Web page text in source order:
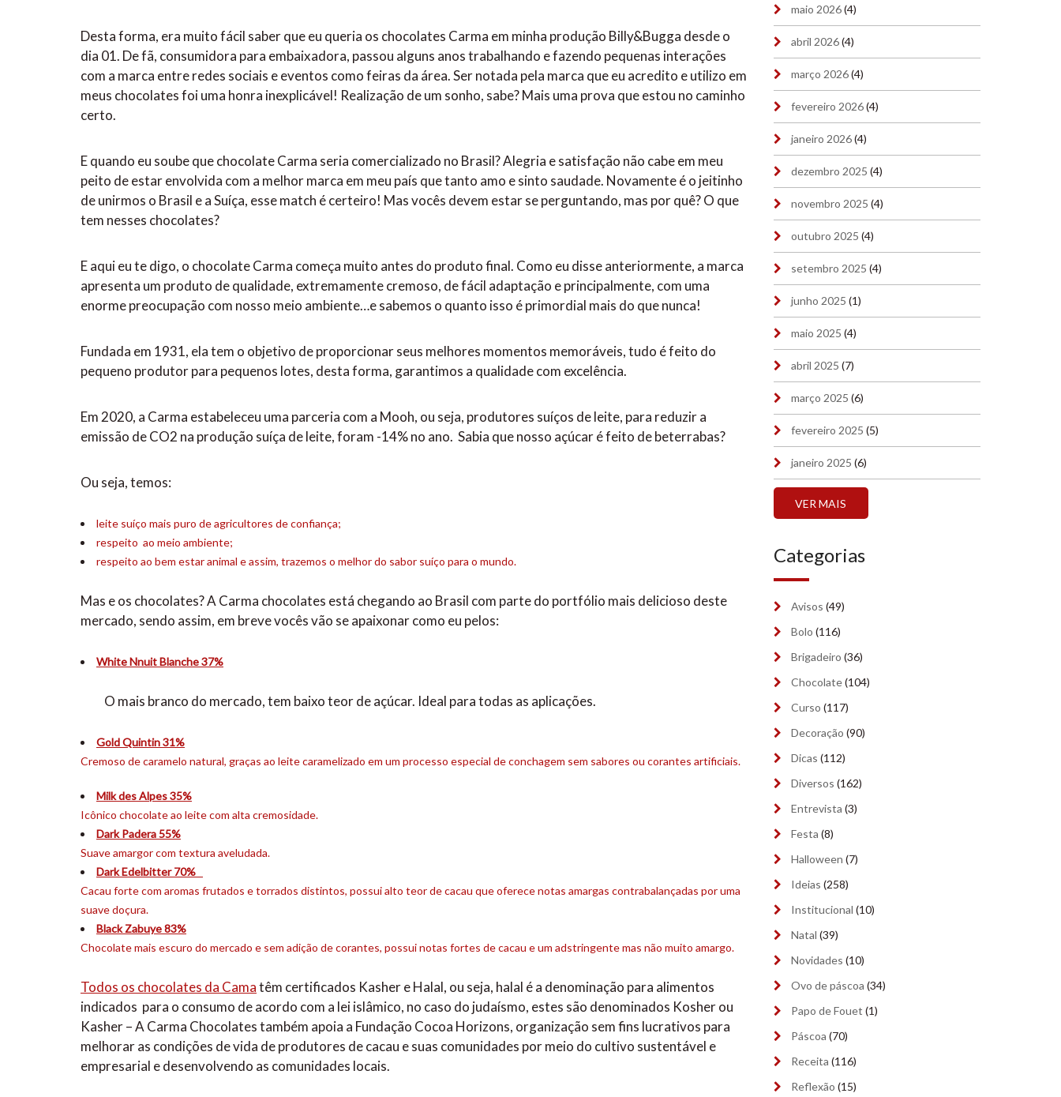
Desta forma, era muito fácil saber que eu queria os chocolates Carma em minha produção Billy&Bugga desde o
dia 01. De fã, consumidora para embaixadora, passou alguns anos trabalhando e fazendo pequenas interações
com a marca entre redes sociais e eventos como feiras da área. Ser notada pela marca que eu acredito e utilizo em
meus chocolates foi uma honra inexplicável! Realização de um sonho, sabe? Mais uma prova que estou no caminho
certo.
E quando eu soube que chocolate Carma seria comercializado no Brasil? Alegria e satisfação não cabe em meu
peito de estar envolvida com a melhor marca em meu país que tanto amo e sinto saudade. Novamente é o jeitinho
de unirmos o Brasil e a Suíça, esse match é certeiro! Mas vocês devem estar se perguntando, mas por quê? O que
tem nesses chocolates?
E aqui eu te digo, o chocolate Carma começa muito antes do produto final. Como eu disse anteriormente, a marca
apresenta um produto de qualidade, extremamente cremoso, de fácil adaptação e principalmente, com uma
enorme preocupação com nosso meio ambiente…e sabemos o quanto isso é primordial mais do que nunca!
Fundada em 1931, ela tem o objetivo de proporcionar seus melhores momentos memoráveis, tudo é feito do
pequeno produtor para pequenos lotes, desta forma, garantimos a qualidade com excelência.
Em 2020, a Carma estabeleceu uma parceria com a Mooh, ou seja, produtores suíços de leite, para reduzir a
emissão de CO2 na produção suíça de leite, foram -14% no ano. Sabia que nosso açúcar é feito de beterrabas?
Ou seja, temos:
leite suíço mais puro de agricultores de confiança;
respeito ao meio ambiente;
respeito ao bem estar animal e assim, trazemos o melhor do sabor suíço para o mundo.
Mas e os chocolates? A Carma chocolates está chegando ao Brasil com parte do portfólio mais delicioso deste
mercado, sendo assim, em breve vocês vão se apaixonar como eu pelos:
White Nnuit Blanche 37%
O mais branco do mercado, tem baixo teor de açúcar. Ideal para todas as aplicações.
Gold Quintin 31%
Cremoso de caramelo natural, graças ao leite caramelizado em um processo especial de conchagem sem sabores ou corantes artificiais.
Milk des Alpes 35%
Icônico chocolate ao leite com alta cremosidade.
Dark Padera 55%
Suave amargor com textura aveludada.
Dark Edelbitter 70%
Cacau forte com aromas frutados e torrados distintos, possui alto teor de cacau que oferece notas amargas contrabalançadas por uma
suave doçura.
Black Zabuye 83%
Chocolate mais escuro do mercado e sem adição de corantes, possui notas fortes de cacau e um adstringente mas não muito amargo.
Todos os chocolates da Camatêm certificados Kasher e Halal, ou seja, halal é a denominação para alimentos
indicados para o consumo de acordo com a lei islâmico, no caso do judaísmo, estes são denominados Kosher ou
Kasher – A Carma Chocolates também apoia a Fundação Cocoa Horizons, organização sem fins lucrativos para
melhorar as condições de vida de produtores de cacau e suas comunidades por meio do cultivo sustentável e
empresarial e desenvolvendo as comunidades locais.
maio 2026(4)
abril 2026(4)
março 2026(4)
fevereiro 2026(4)
janeiro 2026(4)
dezembro 2025 (4)
novembro 2025 (4)
outubro 2025 (4)
setembro 2025 (4)
junho 2025 (1)
maio 2025 (4)
abril 2025 (7)
março 2025 (6)
fevereiro 2025 (5)
janeiro 2025 (6)
(7)
outubro 2024(7)
agosto 2024
julho 2024 (2)
junho 2024(2)
abril 2024(9)
março 2024(6)
fevereiro 2024
dezembro 2023
novembro 2023(9)
setembro 2023 (9)
agosto 2023(9)
julho 2023 (8)
VER MAIS
Categorias
Avisos (49)
Bolo (116)
Brigadeiro (36)
Chocolate(104)
Curso (117)
Decoração (90)
Dicas (112)
Diversos (162)
Entrevista (3)
Festa (8)
Halloween (7)
Ideias (258)
Institucional (10)
Natal (39)
Novidades (10)
Ovo de páscoa (34)
Papo de Fouet (1)
Páscoa (70)
Receita (116)
Reflexão (15)